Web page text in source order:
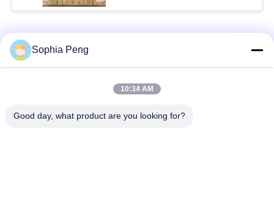
Популярные категории
Системы
Sophia Peng
10:34 AM
Good day, what product are you looking for?